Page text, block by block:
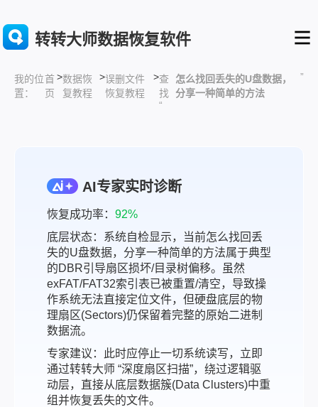
转转大师数据恢复软件
我的位
置：
首
页
>数据恢
复教程
>误删文件
恢复教程
>查
找
“
怎么找回丢失的U盘数据，
分享一种简单的方法
”
AI专家实时诊断
恢复成功率： 92%
底层状态：系统自检显示，当前怎么找回丢
失的U盘数据，分享一种简单的方法属于典型
的DBR引导扇区损坏/目录树偏移。虽然
exFAT/FAT32索引表已被重置/清空，导致操
作系统无法直接定位文件，但硬盘底层的物
理扇区(Sectors)仍保留着完整的原始二进制
数据流。
专家建议：此时应停止一切系统读写，立即
通过转转大师 “深度扇区扫描”，绕过逻辑驱
动层，直接从底层数据簇(Data Clusters)中重
组并恢复丢失的文件。